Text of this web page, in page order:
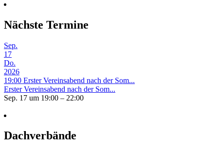
Nächste Termine
Sep.
17
Do.
2026
19:00 Erster Vereinsabend nach der Som...
Erster Vereinsabend nach der Som...
Sep. 17 um 19:00 – 22:00
Dachverbände